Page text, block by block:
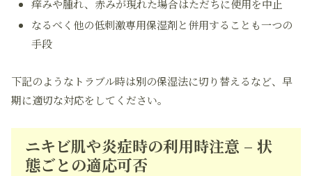
痒みや腫れ、赤みが現れた場合はただちに使用を中止
なるべく他の低刺激専用保湿剤と併用することも一つの
手段
下記のようなトラブル時は別の保湿法に切り替えるなど、早
期に適切な対応をしてください。
ニキビ肌や炎症時の利用時注意 – 状
態ごとの適応可否